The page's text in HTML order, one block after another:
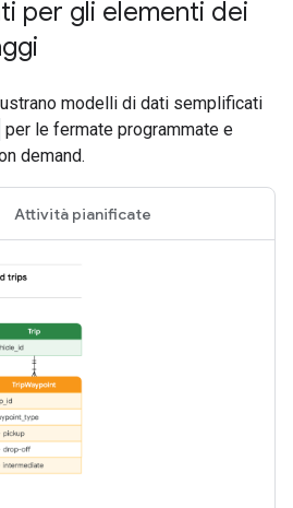
per gli elementi dei
modelli di dati semplificati
per le fermate programmate e
demand.
Attività pianificate